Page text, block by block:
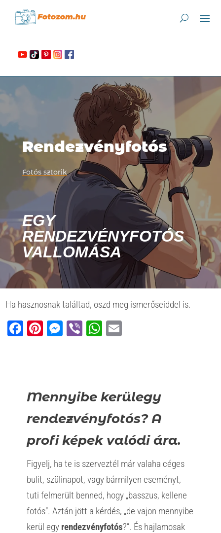
Rendezvényfotós
Fotós sztorik
EGY
RENDEZVÉNYFOTÓS
VALLOMÁSA
Ha hasznosnak találtad, oszd meg ismerőseiddel is.
Facebook
Pinterest
Messenger
ViberWhatsApp
Mennyibe kerülegy
rendezvényfotós? A
profi képek valódi ára.
Figyelj, ha te is szerveztél már valaha céges
bulit, szülinapot, vagy bármilyen eseményt,
tuti felmerült benned, hogy „basszus, kellene
fotós”. Aztán jött a kérdés, „de vajon mennyibe
kerül egy rendezvényfotós?”. És hajlamosak